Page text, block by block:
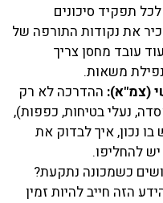
לכל תפקיד סיכונים
את נקודות התורפה של
עובד מחסן צריך
משאות.
(צמ"א): ההדרכה לא רק
נעלי בטיחות, כפפות),
נכון, איך לבדוק את
להחליפו.
כשמכונה נתקעת?
הזה חייב להיות זמין